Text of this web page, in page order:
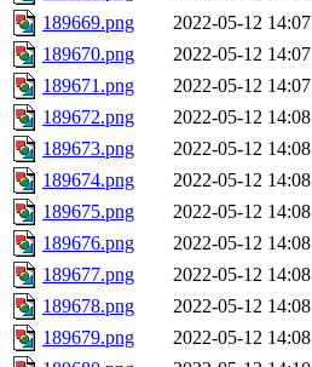
189669.png
2022-05-12 14:07
189670.png
2022-05-12 14:07
189671.png
2022-05-12 14:07
189672.png
2022-05-12 14:08
189673.png
2022-05-12 14:08
189674.png
2022-05-12 14:08
189675.png
2022-05-12 14:08
189676.png
2022-05-12 14:08
189677.png
2022-05-12 14:08
189678.png
2022-05-12 14:08
189679.png
2022-05-12 14:08